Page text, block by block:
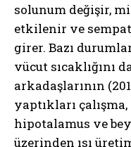
solunum değişir,
etkilenir ve
girer. Bazı
vücut sıcaklığını
arkadaşlarının
yaptıkları
hipotalamus ve
üzerinden ısı